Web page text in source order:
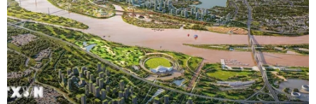
chặt xuất khẩu chip
13/12/2022 04:23
Ngày 12/12, Cố vấn An ninh quốc gia Nhà Trắng Jake
Sullivan cho biết Mỹ đã trao đổi với các đối tác Nhật
Bản và Hà Lan nhằm siết chặt hoạt động xuất khẩu chip